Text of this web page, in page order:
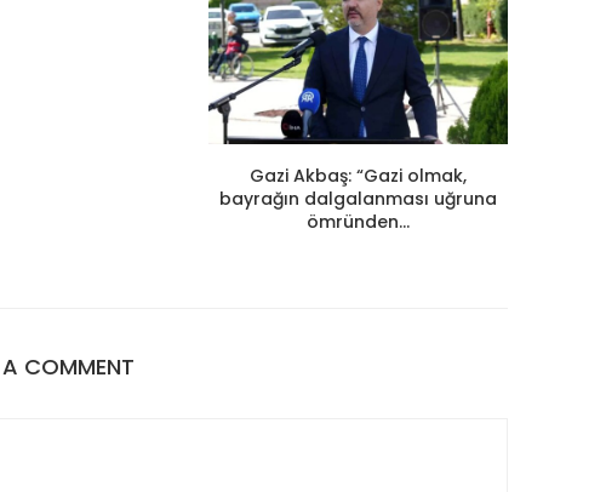
Gazi Akbaş: “Gazi olmak,
bayrağın dalgalanması uğruna
ömründen...
A COMMENT